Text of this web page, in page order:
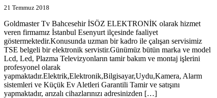
21 Temmuz 2018
Goldmaster Tv Bahcesehir İSÖZ ELEKTRONİK olarak hizmet
veren firmamız İstanbul Esenyurt ilçesinde faaliyet
göstermektedir.Konusunda uzman bir kadro ile çalışan servisimiz
TSE belgeli bir elektronik servistir.Günümüz bütün marka ve model
Lcd, Led, Plazma Televizyonların tamir bakım ve montaj işlerini
profesyonel olarak
yapmaktadır.Elektrik,Elektronik,Bilgisayar,Uydu,Kamera, Alarm
sistemleri ve Küçük Ev Aletleri Garantili Tamir ve satışını
yapmaktadır, arızalı cihazlarınızı adresinizden […]